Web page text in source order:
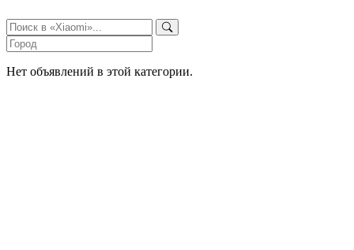
Нет объявлений в этой категории.